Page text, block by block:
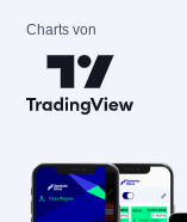
Charts von